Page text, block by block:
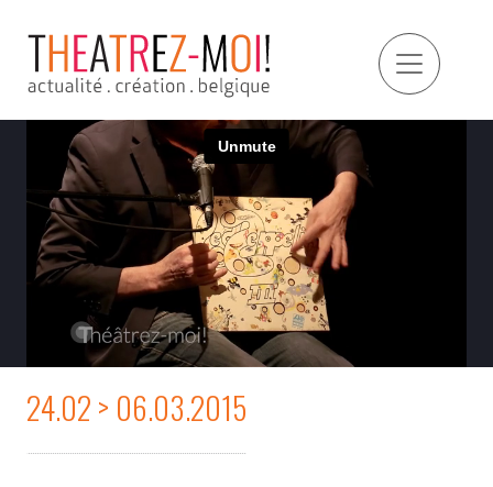
24.02 > 06.03.2015